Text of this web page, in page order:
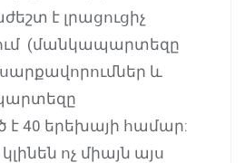
է լրացուցիչ
(մանկապարտեզը
սարքավորումներ և
40 երեխայի համար:
ոչ միայն այս